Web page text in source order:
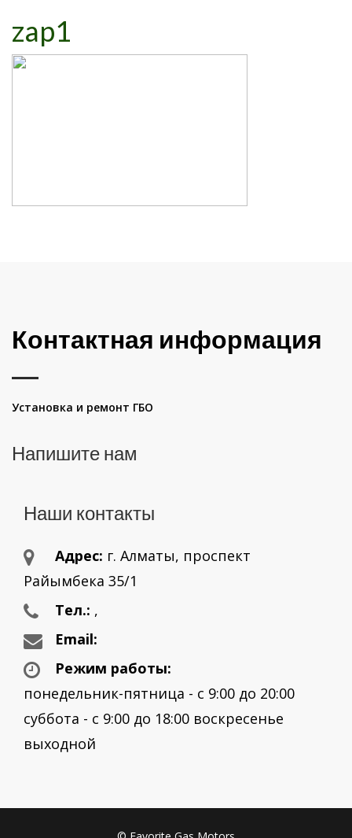
zap1
Контактная информация
Установка и ремонт ГБО
Напишите нам
Наши контакты
Адрес: г. Aлматы, проспект
Райымбека 35/1
Тел.: ,
Email:
Режим работы:
понедельник-пятница - с 9:00 до 20:00
суббота - с 9:00 до 18:00 воскресенье
выходной